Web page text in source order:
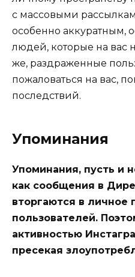
с массовыми
особенно аккуратным,
людей, которые на вас
же, раздраженные
пожаловаться на вас,
последствий.
Упоминания
Упоминания, пусть и
как сообщения в
вторгаются в личное
пользователей.
активностью
пресекая